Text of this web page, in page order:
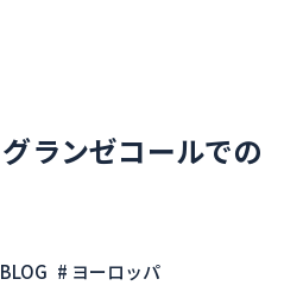
ランゼコールでの
# ヨーロッパ